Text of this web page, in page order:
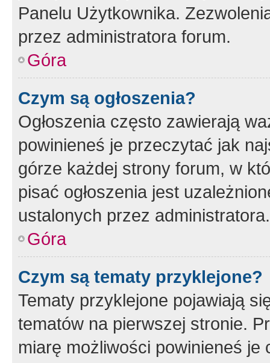
Panelu Użytkownika.
przez administratora forum.
Góra
Czym są ogłoszenia?
Ogłoszenia często zawierają
powinieneś je przeczytać jak
górze każdej strony forum, w
pisać ogłoszenia jest
ustalonych przez administratora.
Góra
Czym są tematy przyklejone?
Tematy przyklejone pojawiają
tematów na pierwszej stronie.
miarę możliwości powinieneś je